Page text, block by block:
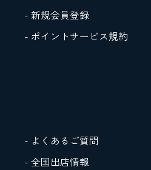
- 新規会員登録
- ポイントサービス規約
- よくあるご質問
- 全国出店情報